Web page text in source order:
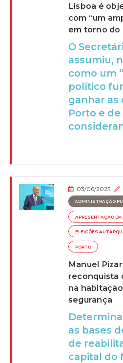
Lisboa é
com “um
em torno do
O
assumiu,
como um
político
ganhar as
Porto e de
03/06/2025
ADMINISTRAÇÃO
APRESENTAÇÃO
ELEIÇÕES
PORTO
Manuel
reconquista
na
segurança
as bases
de
capital do